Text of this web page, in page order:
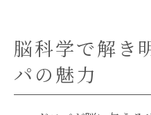
脳科学で解き
パの魅力